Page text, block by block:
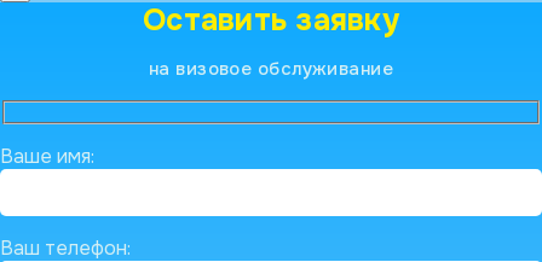
Оставить заявку
на визовое обслуживание
Ваше имя:
Ваш телефон: